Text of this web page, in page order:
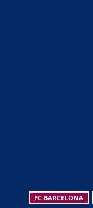
FC BARCELONA